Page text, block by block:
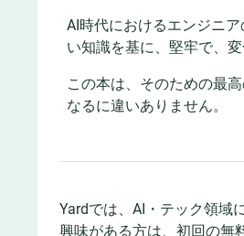
AI時代におけるエンジニ
い知識を基に、堅牢で、
この本は、そのための最
なるに違いありません。
Yardでは、AI・テック領域
興味がある方は、初回の無